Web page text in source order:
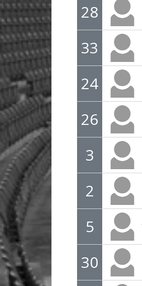
28
33
24
26
3
2
5
30